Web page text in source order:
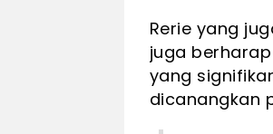
Rerie yang
juga
yang
dicanangkan